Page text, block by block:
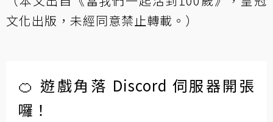
文化出版，未經同意禁止轉載。）
🍊 遊戲角落 Discord 伺服器開張
囉！